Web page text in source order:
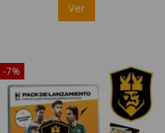
Ver
-7%